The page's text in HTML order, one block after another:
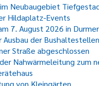
Neubaugebiet
Hildaplatz-Events
7. August 2026 in
Ausbau der
Straße abgeschlossen
Nahwärmeleitung zum
von Kleingärten